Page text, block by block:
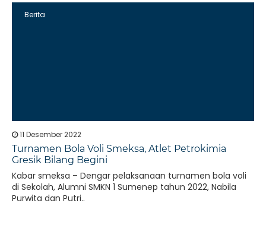
Berita
11 Desember 2022
Turnamen Bola Voli Smeksa, Atlet Petrokimia
Gresik Bilang Begini
Kabar smeksa – Dengar pelaksanaan turnamen bola voli
di Sekolah, Alumni SMKN 1 Sumenep tahun 2022, Nabila
Purwita dan Putri..